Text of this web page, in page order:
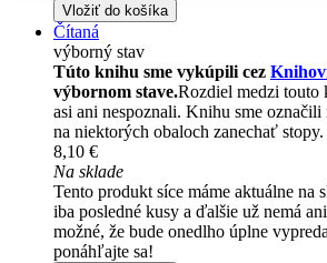
Vložiť do košíka
Čítaná
výborný stav
Túto knihu sme vykúpili cez
výbornom stave.Rozdiel medzi touto
asi ani nespoznali. Knihu sme
na niektorých obaloch zanechať stopy.
8,10 €
Na sklade
Tento produkt síce máme aktuálne na
iba posledné kusy a ďalšie už nemá
možné, že bude onedlho úplne
ponáhľajte sa!